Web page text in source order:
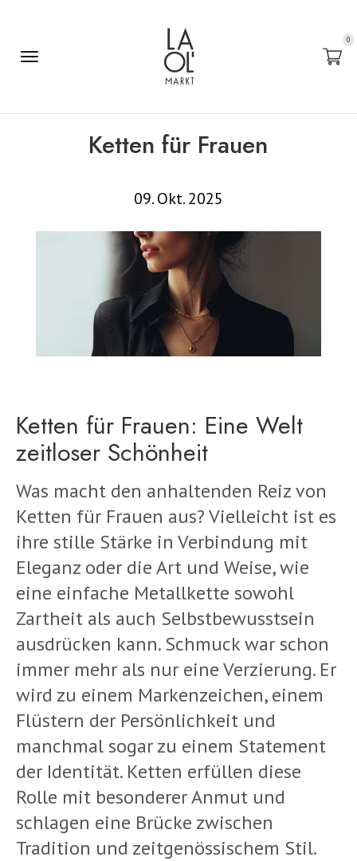
0
Ketten für Frauen
09. Okt. 2025
Ketten für Frauen: Eine Welt
zeitloser Schönheit
Was macht den anhaltenden Reiz von
Ketten für Frauen aus? Vielleicht ist es
ihre stille Stärke in Verbindung mit
Eleganz oder die Art und Weise, wie
eine einfache Metallkette sowohl
Zartheit als auch Selbstbewusstsein
ausdrücken kann. Schmuck war schon
immer mehr als nur eine Verzierung. Er
wird zu einem Markenzeichen, einem
Flüstern der Persönlichkeit und
manchmal sogar zu einem Statement
der Identität. Ketten erfüllen diese
Rolle mit besonderer Anmut und
schlagen eine Brücke zwischen
Tradition und zeitgenössischem Stil.